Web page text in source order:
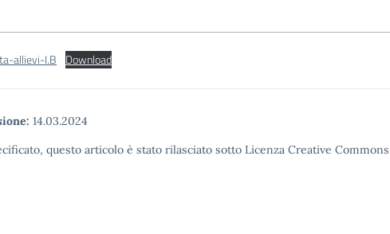
allievi-I.B Download
14.03.2024
questo articolo è stato rilasciato sotto Licenza Creative